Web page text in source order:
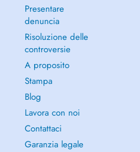
Presentare
denuncia
Risoluzione delle
controversie
A proposito
Stampa
Blog
Lavora con noi
Contattaci
Garanzia legale